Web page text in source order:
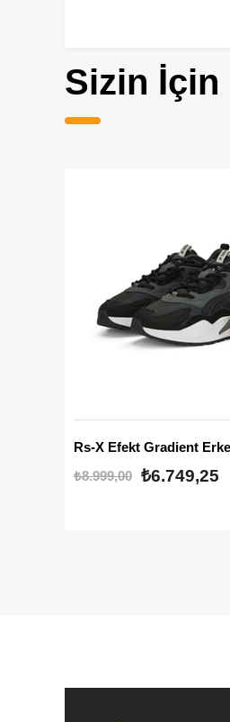
Sizin
Rs-X Efekt Gradient
₺8.999,00 ₺6.749,25